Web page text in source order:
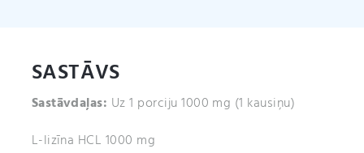
SASTĀVS
Sastāvdaļas: Uz 1 porciju 1000 mg (1 kausiņu)
L-lizīna HCL 1000 mg